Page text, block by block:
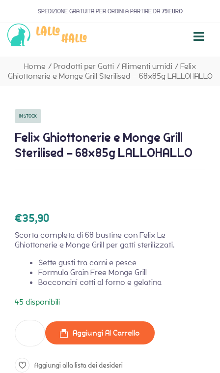
SPEDIZIONE GRATUITA PER ORDINI A PARTIRE DA 79 EURO
Home / Prodotti per Gatti / Alimenti umidi / Felix
Ghiottonerie e Monge Grill Sterilised – 68x85g LALLOHALLO
IN STOCK
Felix Ghiottonerie e Monge Grill
Sterilised – 68x85g LALLOHALLO
€35,90
Scorta completa di 68 bustine con Felix Le
Ghiottonerie e Monge Grill per gatti sterilizzati.
Sette gusti tra carni e pesce
Formula Grain Free Monge Grill
Bocconcini cotti al forno e gelatina
45 disponibili
Aggiungi Al Carrello
Aggiungi alla lista dei desideri